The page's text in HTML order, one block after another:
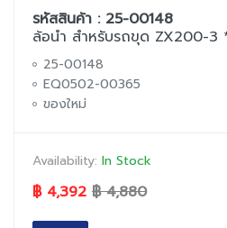
รหัสสินค้า : 25-00148
ล้อนำ สำหรับรถขุด ZX200-3
25-00148
EQ0502-00365
ของใหม่
Availability: In Stock
฿ 4,392 ฿ 4,880